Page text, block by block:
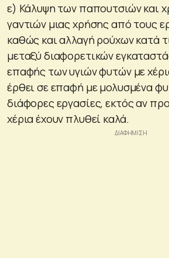
ε) Κάλυψη των παπουτσιών και
γαντιών μιας χρήσης από τους
καθώς και αλλαγή ρούχων κατά
μεταξύ διαφορετικών
επαφής των υγιών φυτών με
έρθει σε επαφή με μολυσμένα
διάφορες εργασίες, εκτός αν
χέρια έχουν πλυθεί καλά.